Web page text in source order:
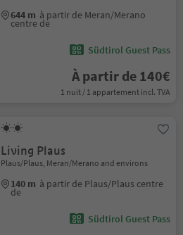
644 m à partir de Meran/Merano
centre de
Südtirol Guest Pass
À partir de 140€
1 nuit / 1 appartement incl. TVA
Living Plaus
Plaus/Plaus, Meran/Merano and environs
140 m à partir de Plaus/Plaus centre
de
Südtirol Guest Pass